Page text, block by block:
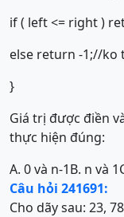
if ( left <= right )
else return -1;//ko
}
Giá trị được điền
thực hiện đúng:
A. 0 và n-1B. n và 1
Câu hỏi 241691:
Cho dãy sau: 23,